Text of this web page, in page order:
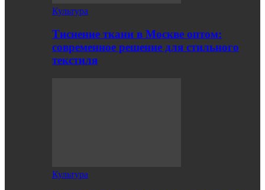
Культура
Тиснение ткани в Москве оптом:
современное решение для стильного
текстиля
Культура